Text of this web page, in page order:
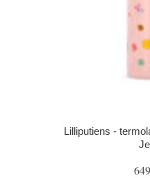
Lilliputiens -